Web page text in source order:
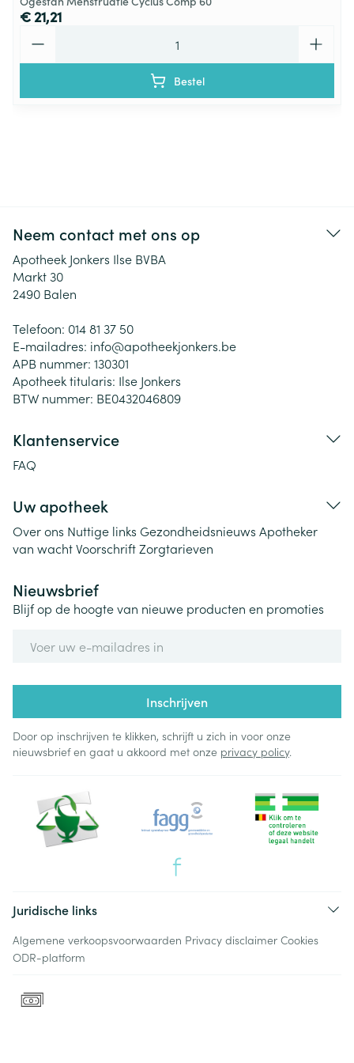
€ 21,21
Bestel
Neem contact met ons op
Apotheek Jonkers Ilse BVBA
Markt 30
2490 Balen
Telefoon: 014 81 37 50
E-mailadres: info@apotheekjonkers.be
APB nummer: 130301
Apotheek titularis: Ilse Jonkers
BTW nummer: BE0432046809
Klantenservice
FAQ
Uw apotheek
Over ons Nuttige links Gezondheidsnieuws Apotheker
van wachtVoorschriftZorgtarieven
Nieuwsbrief
Blijf op de hoogte van nieuwe producten en promoties
Inschrijven
Door op inschrijven te klikken, schrijft u zich in voor onze
nieuwsbrief en gaat u akkoord met onze privacy policy.
Juridische links
Algemene verkoopsvoorwaarden Privacy disclaimer Cookies
ODR-platform